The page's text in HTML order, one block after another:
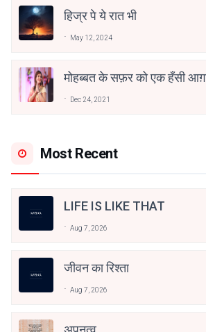
हिज्र पे ये रात भी
May 12, 2024
मोहब्बत के सफ़र को एक हँसी
Dec 24, 2021
Most Recent
LIFE IS LIKE THAT
Aug 7, 2026
जीवन का रिश्ता
Aug 7, 2026